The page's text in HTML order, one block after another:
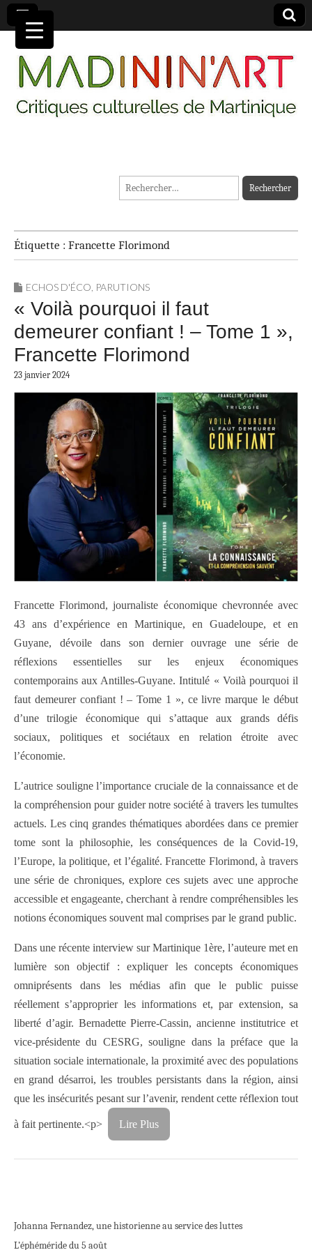
MADININ'ART
Rechercher :
Étiquette : Francette Florimond
ECHOS D'ÉCO, PARUTIONS
« Voilà pourquoi il faut
demeurer confiant ! – Tome 1 »,
Francette Florimond
23 janvier 2024
Francette Florimond, journaliste économique chevronnée avec
43 ans d’expérience en Martinique, en Guadeloupe, et en
Guyane, dévoile dans son dernier ouvrage une série de
réflexions essentielles sur les enjeux économiques
contemporains aux Antilles-Guyane. Intitulé « Voilà pourquoi il
faut demeurer confiant ! – Tome 1 », ce livre marque le début
d’une trilogie économique qui s’attaque aux grands défis
sociaux, politiques et sociétaux en relation étroite avec
l’économie.
L’autrice souligne l’importance cruciale de la connaissance et de
la compréhension pour guider notre société à travers les tumultes
actuels. Les cinq grandes thématiques abordées dans ce premier
tome sont la philosophie, les conséquences de la Covid-19,
l’Europe, la politique, et l’égalité. Francette Florimond, à travers
une série de chroniques, explore ces sujets avec une approche
accessible et engageante, cherchant à rendre compréhensibles les
notions économiques souvent mal comprises par le grand public.
Dans une récente interview sur Martinique 1ère, l’auteure met en
lumière son objectif : expliquer les concepts économiques
omniprésents dans les médias afin que le public puisse
réellement s’approprier les informations et, par extension, sa
liberté d’agir. Bernadette Pierre-Cassin, ancienne institutrice et
vice-présidente du CESRG, souligne dans la préface que la
situation sociale internationale, la proximité avec des populations
en grand désarroi, les troubles persistants dans la région, ainsi
que les insécurités pesant sur l’avenir, rendent cette réflexion tout
à fait pertinente.<p> Lire Plus
Johanna Fernandez, une historienne au service des luttes
L’éphéméride du 5 août